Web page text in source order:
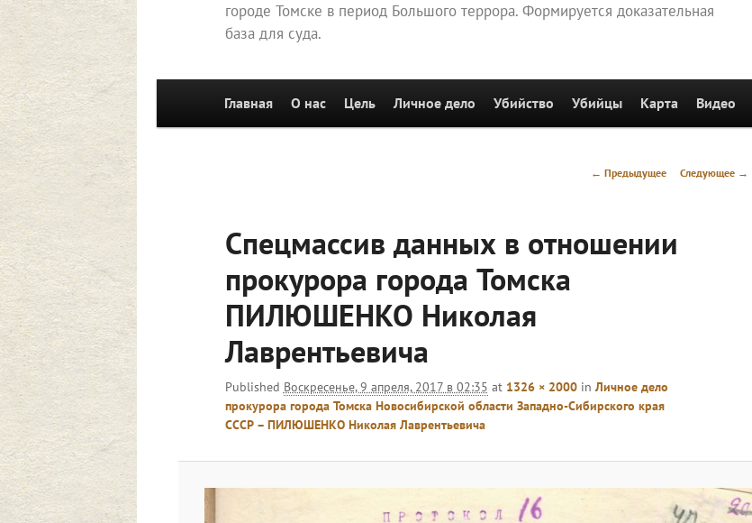
городе Томске в период Большого террора. Формируется доказательная
база для суда.
Перейти к основному содержимому
Главная О нас Цель Личное дело Убийство Убийцы Карта Видео
Навигация
← Предыдущее Следующее →
Спецмассив данных в отношении
прокурора города Томска
ПИЛЮШЕНКО Николая
Лаврентьевича
Published Воскресенье, 9 апреля, 2017 в 02:35 at 1326 × 2000inЛичное дело
прокурора города Томска Новосибирской области Западно-Сибирского края
СССР – ПИЛЮШЕНКО Николая Лаврентьевича